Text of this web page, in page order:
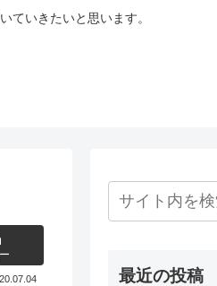
ていきたいと思います。
最近の投稿